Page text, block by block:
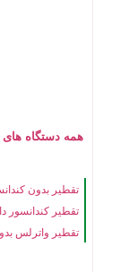
همه دستگاه های
تقطیر بدون
تقطیر کندانسور
تقطیر واترلس